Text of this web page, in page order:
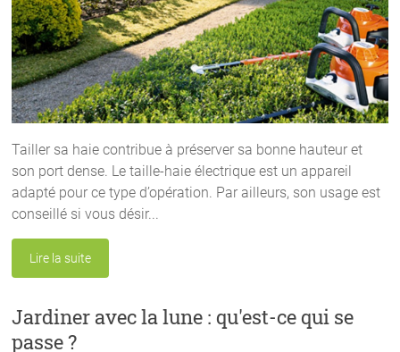
Tailler sa haie contribue à préserver sa bonne hauteur et
son port dense. Le taille-haie électrique est un appareil
adapté pour ce type d’opération. Par ailleurs, son usage est
conseillé si vous désir...
Lire la suite
Jardiner avec la lune : qu'est-ce qui se
passe ?